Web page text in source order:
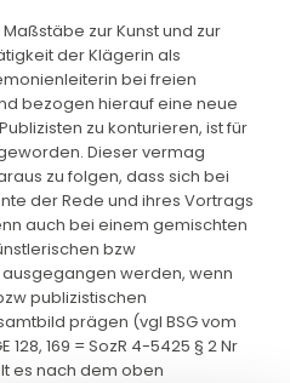
zur Kunst und zur
der Klägerin als
bei freien
bezogen hierauf eine neue
zu konturieren, ist für
Dieser vermag
zu folgen, dass sich bei
der Rede und ihres Vortrags
auch bei einem gemischten
bzw
werden, wenn
publizistischen
prägen (vgl BSG vom
128, 169 = SozR 4-5425 § 2 Nr
es nach dem oben